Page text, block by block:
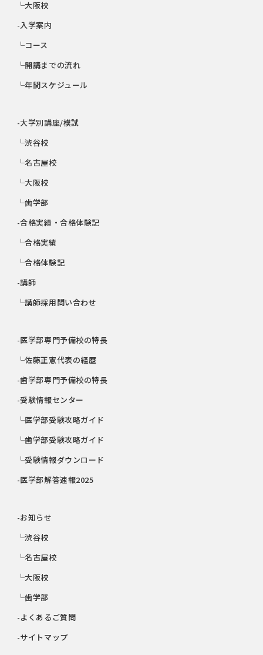
└大阪校
-入学案内
└コース
└開講までの流れ
└年間スケジュール
-大学別講座/模試
└渋谷校
└名古屋校
└大阪校
└歯学部
-合格実績・合格体験記
└合格実績
└合格体験記
-講師
└講師採用問い合わせ
-医学部専門予備校の特長
└佐藤正憲代表の経歴
-歯学部専門予備校の特長
-受験情報センター
└医学部受験攻略ガイド
└歯学部受験攻略ガイド
└受験情報ダウンロード
-医学部解答速報2025
-お知らせ
└渋谷校
└名古屋校
└大阪校
└歯学部
-よくあるご質問
-サイトマップ